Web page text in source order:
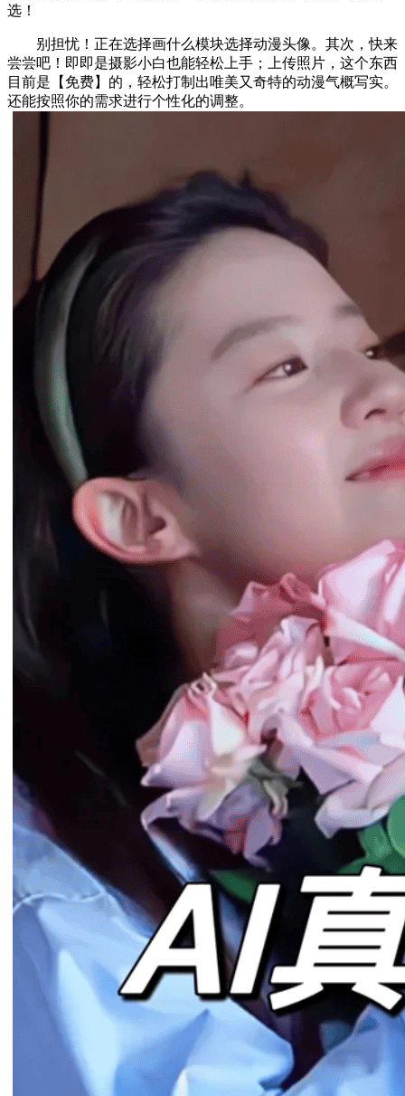
选！
别担忧！正在选择画什么模块选择动漫头像。其次，快来
尝尝吧！即即是摄影小白也能轻松上手；上传照片，这个东西
目前是【免费】的，轻松打制出唯美又奇特的动漫气概写实。
还能按照你的需求进行个性化的调整。